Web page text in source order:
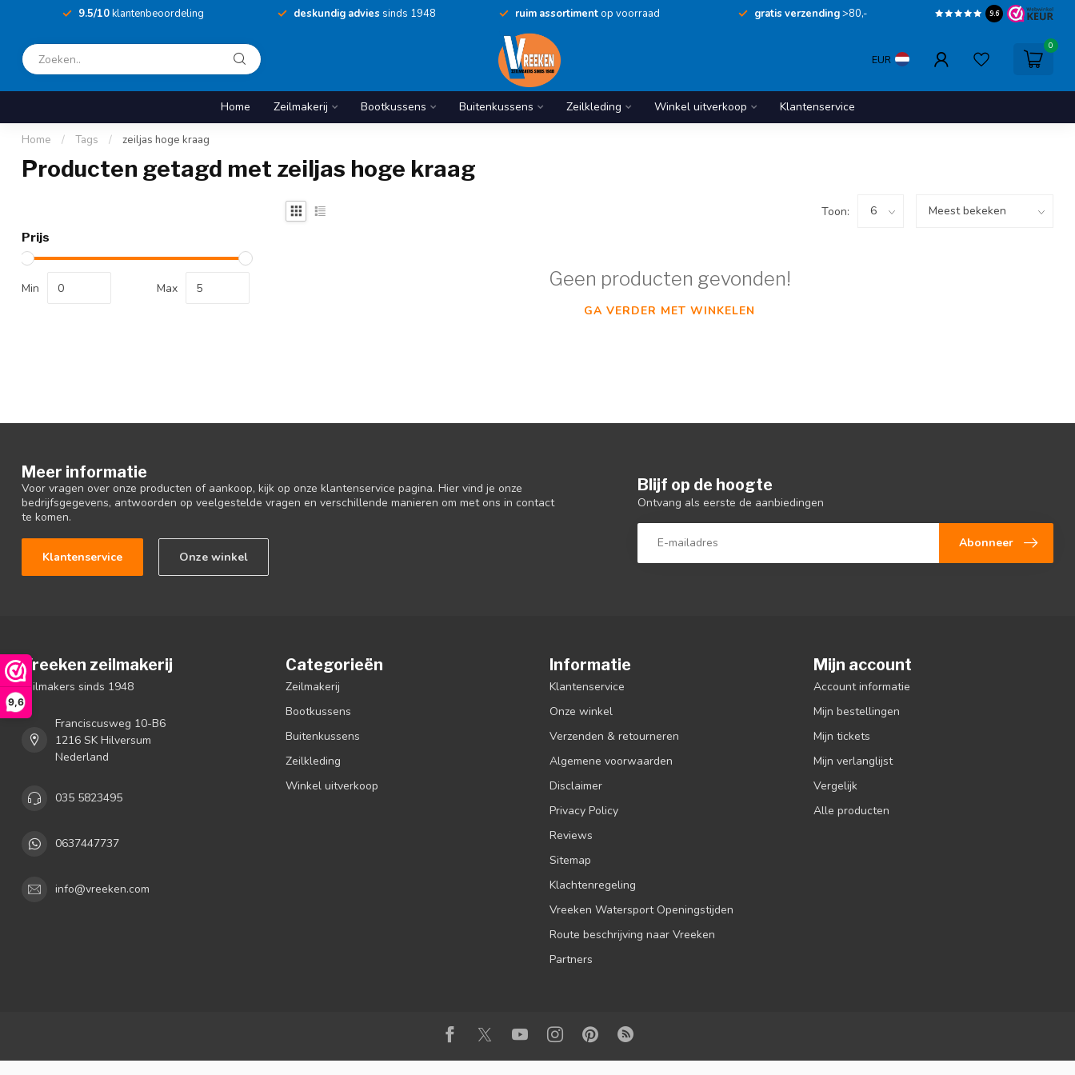
9,6
9.5/10klantenbeoordeling deskundig advies sinds 1948 ruim assortimentop voorraad gratis verzending>80,- 9.6
EUR
0
Home Zeilmakerij Bootkussens Buitenkussens Zeilkleding Winkel uitverkoop Klantenservice
Home / Tags / zeiljas hoge kraag
Producten getagd met zeiljas hoge kraag
Prijs
Min Max
Toon:
Geen producten gevonden!
GA VERDER MET WINKELEN
Meer informatie
Voor vragen over onze producten of aankoop, kijk op onze klantenservice pagina. Hier vind je onze
bedrijfsgegevens, antwoorden op veelgestelde vragen en verschillende manieren om met ons in contact
te komen.
Klantenservice Onze winkel
Blijf op de hoogte
Ontvang als eerste de aanbiedingen
Abonneer
Vreeken zeilmakerij
zeilmakers sinds 1948
Franciscusweg 10-B6
1216 SK Hilversum
Nederland
035 5823495
0637447737
info@vreeken.com
Categorieën
Zeilmakerij
Bootkussens
Buitenkussens
Zeilkleding
Winkel uitverkoop
Informatie
Klantenservice
Onze winkel
Verzenden & retourneren
Algemene voorwaarden
Disclaimer
Privacy Policy
Reviews
Sitemap
Klachtenregeling
Vreeken Watersport Openingstijden
Route beschrijving naar Vreeken
Partners
Mijn account
Account informatie
Mijn bestellingen
Mijn tickets
Mijn verlanglijst
Vergelijk
Alle producten